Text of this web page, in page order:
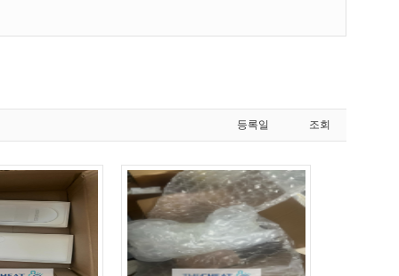
등록일 조회